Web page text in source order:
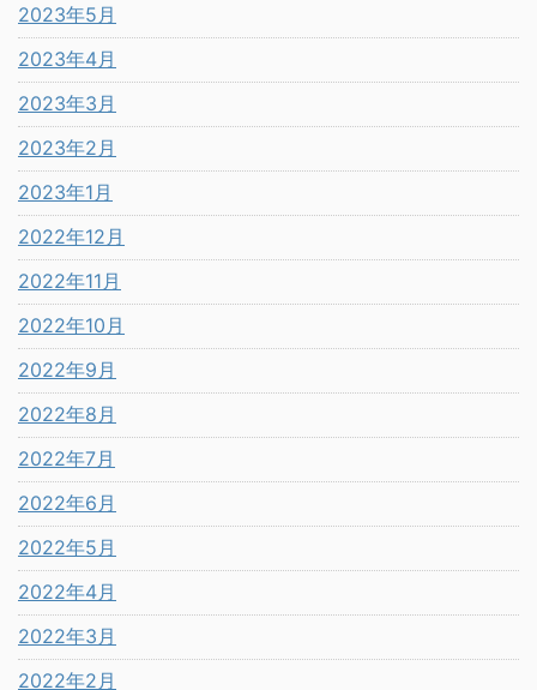
2023年5月
2023年4月
2023年3月
2023年2月
2023年1月
2022年12月
2022年11月
2022年10月
2022年9月
2022年8月
2022年7月
2022年6月
2022年5月
2022年4月
2022年3月
2022年2月